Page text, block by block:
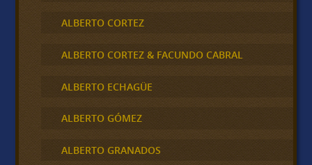
ALBERTO CORTEZ
ALBERTO CORTEZ & FACUNDO CABRAL
ALBERTO ECHAGÜE
ALBERTO GÓMEZ
ALBERTO GRANADOS